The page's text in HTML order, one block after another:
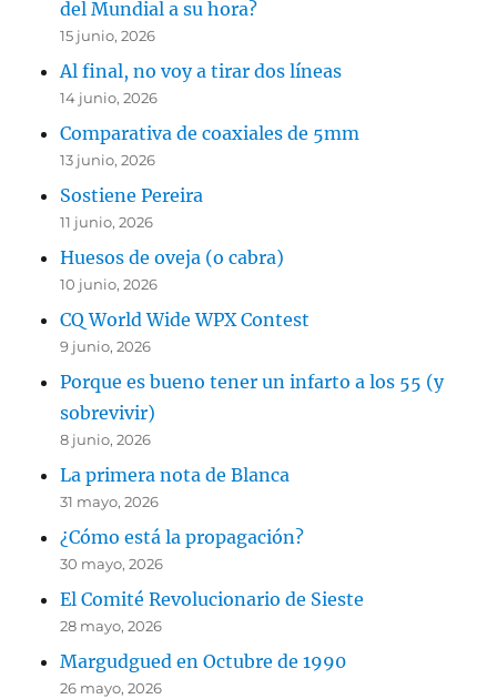
del Mundial a su hora?
15 junio, 2026
Al final, no voy a tirar dos líneas
14 junio, 2026
Comparativa de coaxiales de 5mm
13 junio, 2026
Sostiene Pereira
11 junio, 2026
Huesos de oveja (o cabra)
10 junio, 2026
CQ World Wide WPX Contest
9 junio, 2026
Porque es bueno tener un infarto a los 55 (y
sobrevivir)
8 junio, 2026
La primera nota de Blanca
31 mayo, 2026
¿Cómo está la propagación?
30 mayo, 2026
El Comité Revolucionario de Sieste
28 mayo, 2026
Margudgued en Octubre de 1990
26 mayo, 2026